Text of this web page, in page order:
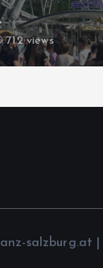
712 views
salzburg.at |